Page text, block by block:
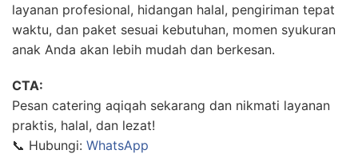
layanan profesional, hidangan halal, pengiriman tepat
waktu, dan paket sesuai kebutuhan, momen syukuran
anak Anda akan lebih mudah dan berkesan.
CTA:
Pesan catering aqiqah sekarang dan nikmati layanan
praktis, halal, dan lezat!
📞 Hubungi: WhatsApp